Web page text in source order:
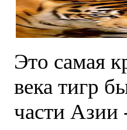
Это самая
века тигр
части Азии